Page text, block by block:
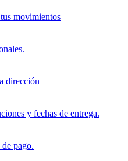
movimientos
dirección
y fechas de entrega.
pago.